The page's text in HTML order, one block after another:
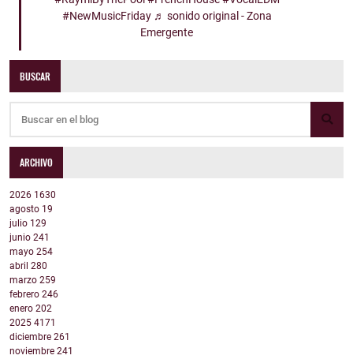
#NewMusicFriday ♬ sonido original - Zona
Emergente
BUSCAR
ARCHIVO
2026 1630
agosto 19
julio 129
junio 241
mayo 254
abril 280
marzo 259
febrero 246
enero 202
2025 4171
diciembre 261
noviembre 241